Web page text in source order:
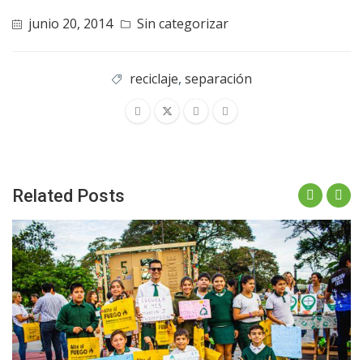
junio 20, 2014
Sin categorizar
reciclaje, separación
Related Posts